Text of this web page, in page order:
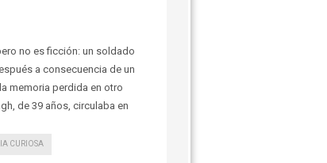
no es ficción: un soldado
a consecuencia de un
memoria perdida en otro
de 39 años, circulaba en
CURIOSA